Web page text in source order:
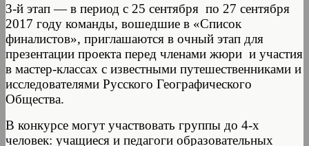
3-й этап — в период с 25 сентября по 27 сентября
2017 году команды, вошедшие в «Список
финалистов», приглашаются в очный этап для
презентации проекта перед членами жюри и участия
в мастер-классах с известными путешественниками и
исследователями Русского Географического
Общества.
В конкурсе могут участвовать группы до 4-х
человек: учащиеся и педагоги образовательных